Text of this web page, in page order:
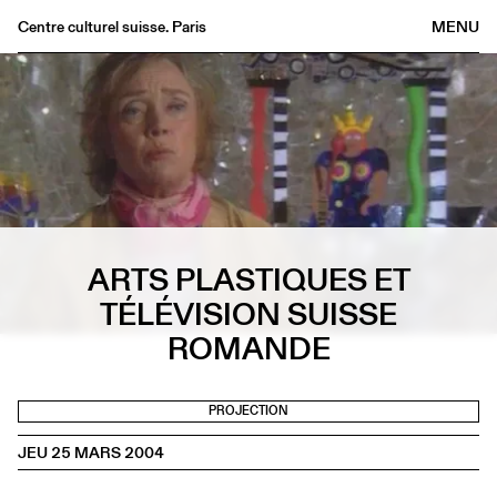
MENU
Centre culturel suisse. Paris
Agenda
Librairie
Buvette
Archives
Médiathèque
InformationsARTS PLASTIQUES ET
TÉLÉVISION SUISSE
ROMANDE
PROJECTION
JEU 25 MARS 2004